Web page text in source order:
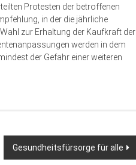
Protesten der betroffenen
in der die jährliche
zur Erhaltung der Kaufkraft der
werden in dem
der Gefahr einer weiteren
Gesundheitsfürsorge für alle